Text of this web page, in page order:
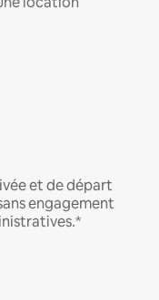
et de départ
engagement